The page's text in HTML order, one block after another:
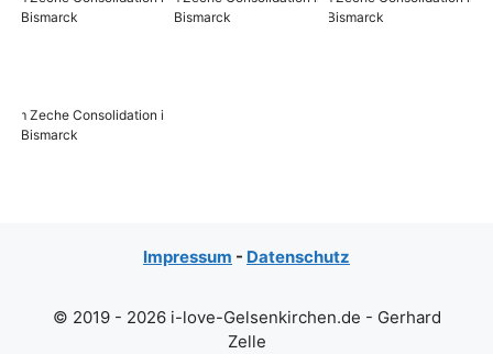
Impressum - Datenschutz
© 2019 - 2026 i-love-Gelsenkirchen.de - Gerhard
Zelle